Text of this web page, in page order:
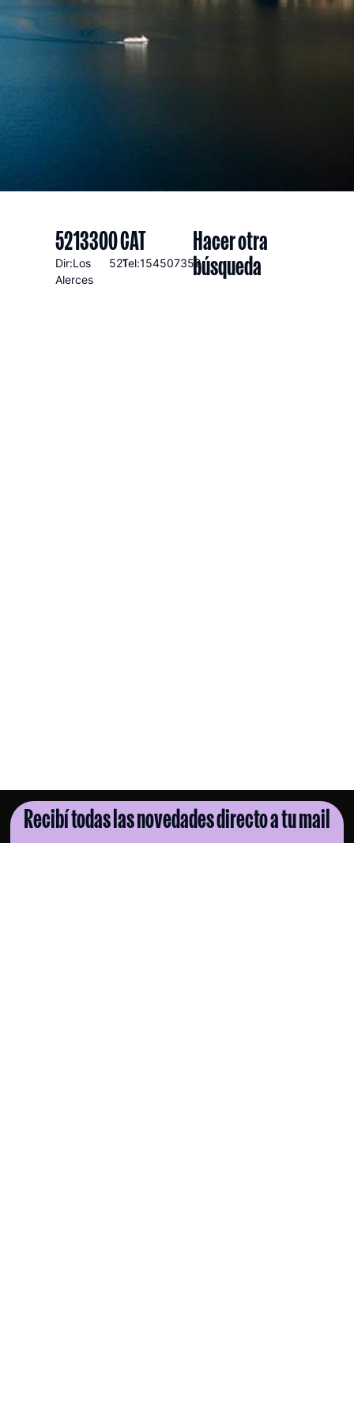
5213300 CAT
Dir:Los
Alerces
521Tel:154507352
Hacer otra
búsqueda
Recibí todas las novedades directo a tu mail